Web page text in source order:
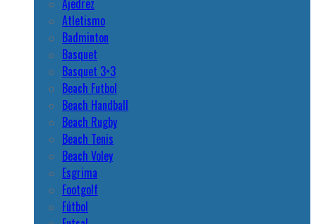
Ajedrez
Atletismo
Badminton
Basquet
Basquet 3×3
Beach Futbol
Beach Handball
Beach Rugby
Beach Tenis
Beach Voley
Esgrima
Footgolf
Fútbol